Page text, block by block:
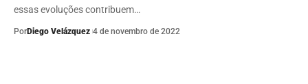
essas evoluções contribuem…
PorDiego Velázquez 4 de novembro de 2022